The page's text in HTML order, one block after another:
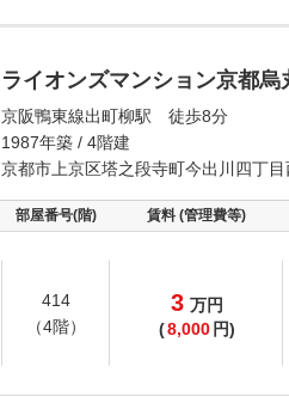
ライオンズマンション京都烏
京阪鴨東線出町柳駅 徒歩8分
1987年築 / 4階建
京都市上京区塔之段寺町今出川四丁
部屋番号(階) 賃料 (管理費等)
414
（4階）
3 万円
(8,000 円)